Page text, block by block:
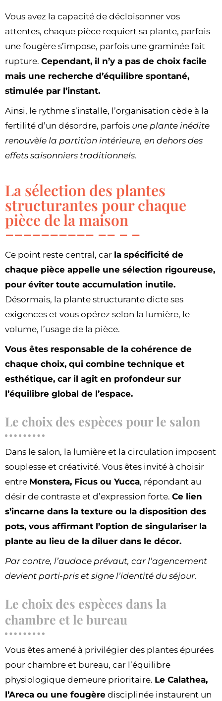
Vous avez la capacité de décloisonner vos
attentes, chaque pièce requiert sa plante, parfois
une fougère s’impose, parfois une graminée fait
rupture. Cependant, il n’y a pas de choix facile
mais une recherche d’équilibre spontané,
stimulée par l’instant.
Ainsi, le rythme s’installe, l’organisation cède à la
fertilité d’un désordre, parfois une plante inédite
renouvèle la partition intérieure, en dehors des
effets saisonniers traditionnels.
La sélection des plantes
structurantes pour chaque
pièce de la maison
Ce point reste central, car la spécificité de
chaque pièce appelle une sélection rigoureuse,
pour éviter toute accumulation inutile.
Désormais, la plante structurante dicte ses
exigences et vous opérez selon la lumière, le
volume, l’usage de la pièce.
Vous êtes responsable de la cohérence de
chaque choix, qui combine technique et
esthétique, car il agit en profondeur sur
l’équilibre global de l’espace.
Le choix des espèces pour le salon
Dans le salon, la lumière et la circulation imposent
souplesse et créativité. Vous êtes invité à choisir
entre Monstera, Ficus ou Yucca, répondant au
désir de contraste et d’expression forte. Ce lien
s’incarne dans la texture ou la disposition des
pots, vous affirmant l’option de singulariser la
plante au lieu de la diluer dans le décor.
Par contre, l’audace prévaut, car l’agencement
devient parti-pris et signe l’identité du séjour.
Le choix des espèces dans la
chambre et le bureau
Vous êtes amené à privilégier des plantes épurées
pour chambre et bureau, car l’équilibre
physiologique demeure prioritaire. Le Calathea,
l’Areca ou une fougère disciplinée instaurent un